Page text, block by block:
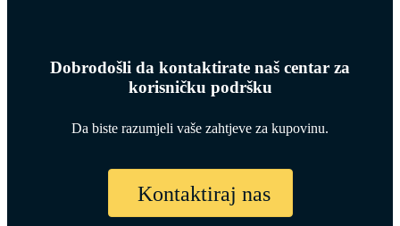
Dobrodošli da kontaktirate naš centar za
korisničku podršku
Da biste razumjeli vaše zahtjeve za kupovinu.
Kontaktiraj nas